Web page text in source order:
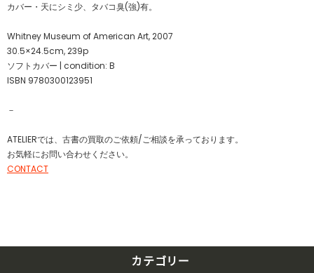
カバー・天にシミ少、タバコ臭(強)有。
Whitney Museum of American Art, 2007
30.5×24.5cm, 239p
ソフトカバー | condition: B
ISBN 9780300123951
－
ATELIERでは、古書の買取のご依頼/ご相談を承っております。
お気軽にお問い合わせください。
CONTACT
カテゴリー